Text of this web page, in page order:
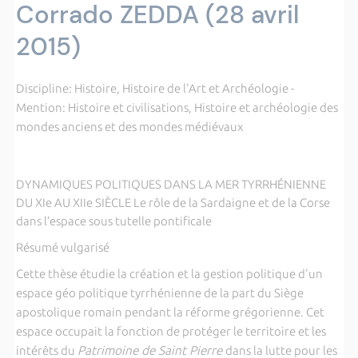
Corrado ZEDDA (28 avril
2015)
Discipline: Histoire, Histoire de l'Art et Archéologie -
Mention: Histoire et civilisations, Histoire et archéologie des
mondes anciens et des mondes médiévaux
DYNAMIQUES POLITIQUES DANS LA MER TYRRHÉNIENNE
DU XIe AU XIIe SIÈCLE Le rôle de la Sardaigne et de la Corse
dans l’espace sous tutelle pontificale
Résumé vulgarisé
Cette thèse étudie la création et la gestion politique d'un
espace géo politique tyrrhénienne de la part du Siège
apostolique romain pendant la réforme grégorienne. Cet
espace occupait la fonction de protéger le territoire et les
intérêts du Patrimoine de Saint Pierre dans la lutte pour les